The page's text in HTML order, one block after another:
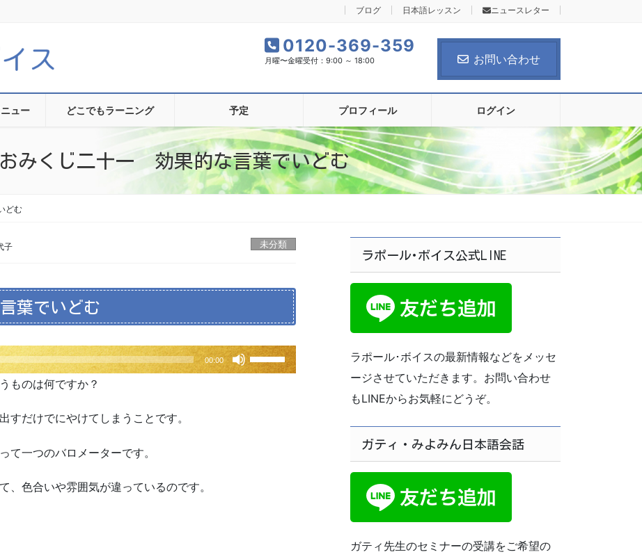
ブログ 日本語レッスン ニュースレター
0120-369-359
月曜〜金曜受付：9:00 ～ 18:00 お問い合わせ
ュー どこでもラーニング 予定 プロフィール ログイン
おみくじ二十一 効果的な言葉でいどむ
どむ
子 未分類
葉でいどむ
00:00
ボ
リ
ものは何ですか？
すだけでにやけてしまうことです。
て一つのバロメーターです。
、色合いや雰囲気が違っているのです。
ラポール･ボイス公式LINE
ラポール･ボイスの最新情報などをメッセ
ージさせていただきます。お問い合わせ
もLINEからお気軽にどうぞ。
ガティ・みよみん日本語会話
ガティ先生のセミナーの受講をご希望の